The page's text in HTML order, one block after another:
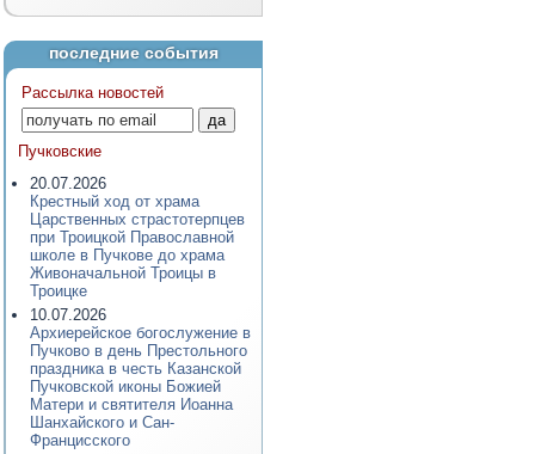
последние события
Рассылка новостей
Пучковские
20.07.2026
Крестный ход от храма
Царственных страстотерпцев
при Троицкой Православной
школе в Пучкове до храма
Живоначальной Троицы в
Троицке
10.07.2026
Архиерейское богослужение в
Пучково в день Престольного
праздника в честь Казанской
Пучковской иконы Божией
Матери и святителя Иоанна
Шанхайского и Сан-
Францисского